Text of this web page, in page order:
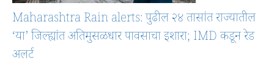
Maharashtra Rain alerts: पुढील २४ तासांत राज्यातील
‘या’ जिल्ह्यांत अतिमुसळधार पावसाचा इशारा; IMD कडून रेड
अलर्ट